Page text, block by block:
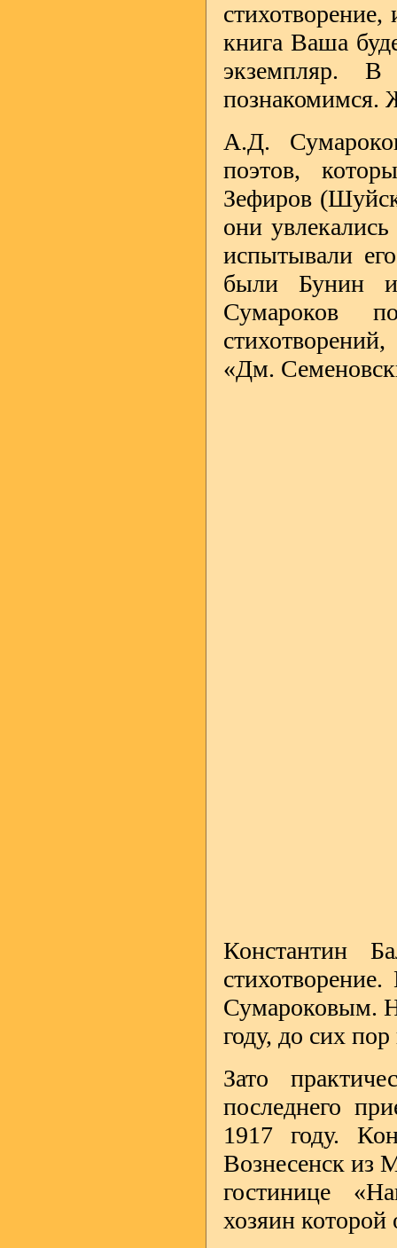
книга Ваша
экземпляр.
познакомимся.
А.Д.
поэтов,
Зефиров
они увлекались
испытывали
были Бунин
Сумароков
«Дм.
Константин
Сумароковым.
году, до сих
Зато
последнего
1917 году.
Вознесенск из
гостинице
хозяин которой